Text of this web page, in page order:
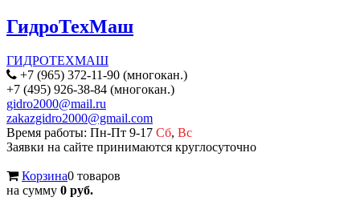
ГидроТехМаш
ГИДРОТЕХМАШ
+7 (965) 372-11-90 (многокан.)
+7 (495) 926-38-84 (многокан.)
gidro2000@mail.ru
zakazgidro2000@gmail.com
Время работы: Пн-Пт 9-17 Сб, Вс
Заявки на сайте принимаются круглосуточно
Корзина0 товаров
на сумму 0 руб.